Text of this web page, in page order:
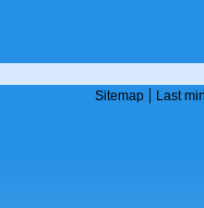
Sitemap | Last